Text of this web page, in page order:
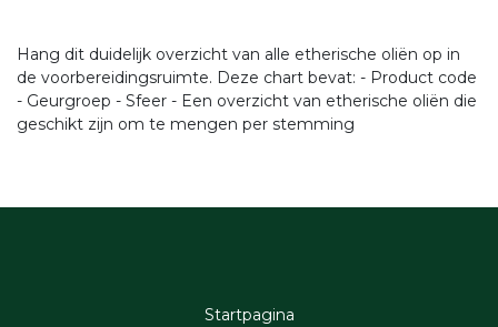
Hang dit duidelijk overzicht van alle etherische oliën op in
de voorbereidingsruimte. Deze chart bevat: - Product code
- Geurgroep - Sfeer - Een overzicht van etherische oliën die
geschikt zijn om te mengen per stemming
Startpagina